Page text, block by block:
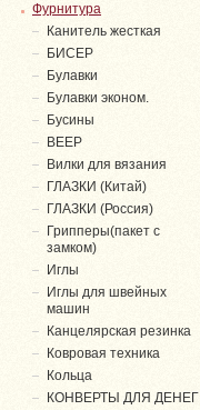
Фурнитура
Канитель жесткая
БИСЕР
Булавки
Булавки эконом.
Бусины
ВЕЕР
Вилки для вязания
ГЛАЗКИ (Китай)
ГЛАЗКИ (Россия)
Грипперы(пакет с
замком)
Иглы
Иглы для швейных
машин
Канцелярская резинка
Ковровая техника
Кольца
КОНВЕРТЫ ДЛЯ ДЕНЕГ